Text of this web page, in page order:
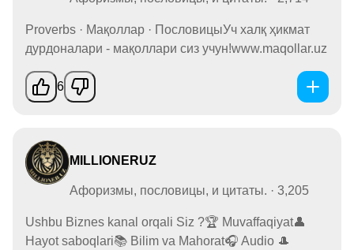
Proverbs · Мақоллар · ПословицыУч халқ ҳикмат
дурдоналари - мақоллари сиз учун!www.maqollar.uz
6
MILLIONERUZ
Афоризмы, пословицы, и цитаты. · 3,205
Ushbu Biznes kanal orqali Siz ?🏆 Muvaffaqiyat👤
Hayot saboqlari📚 Bilim va Mahorat🎧 Audio 🎩